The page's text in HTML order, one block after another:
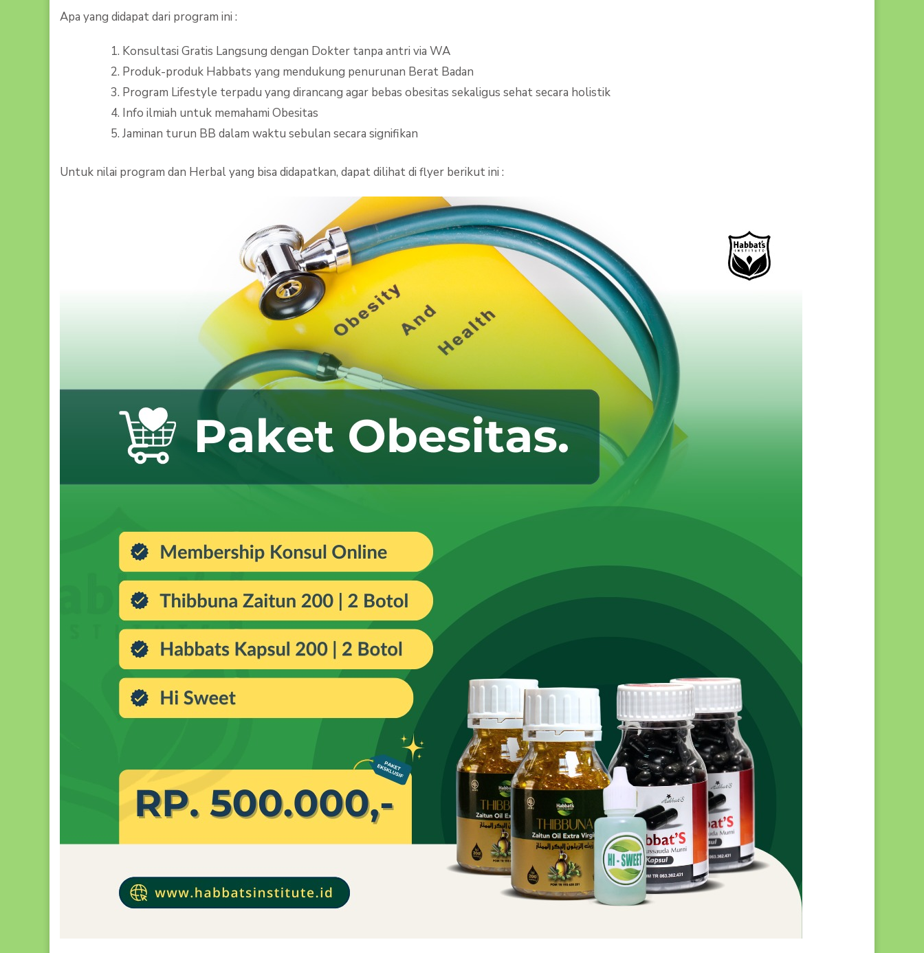
Apa yang didapat dari program ini :
Konsultasi Gratis Langsung dengan Dokter tanpa antri via WA
Produk-produk Habbats yang mendukung penurunan Berat Badan
Program Lifestyle terpadu yang dirancang agar bebas obesitas sekaligus sehat secara holistik
Info ilmiah untuk memahami Obesitas
Jaminan turun BB dalam waktu sebulan secara signifikan
Untuk nilai program dan Herbal yang bisa didapatkan, dapat dilihat di flyer berikut ini :